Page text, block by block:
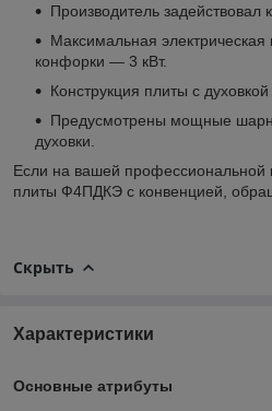
Производитель задействовал
Максимальная
конфорки — 3 кВт.
Конструкция плиты с
Предусмотрены мощные
духовки.
Если на вашей профессиональной
плиты Ф4ПДКЭ с конвенцией,
Скрыть
Характеристики
Основные атрибуты